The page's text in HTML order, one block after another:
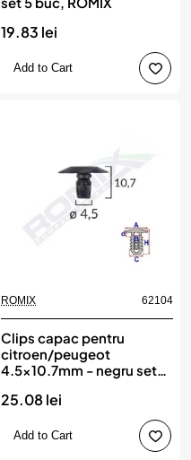
19.83 lei
Add to Cart
ROMIX 62104
Clips capac pentru
citroen/peugeot
4.5x10.7mm - negru set
25.08 lei
Add to Cart